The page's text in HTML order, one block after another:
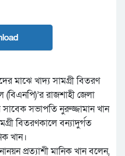
মাঝে খাদ্য সামগ্রী বিতরণ
রাজশাহী জেলা
সভাপতি নুরুজ্জামান খান
বিতরণকালে বন্যাদুর্গত
খান।
প্রত্যাশী মানিক খান বলেন,